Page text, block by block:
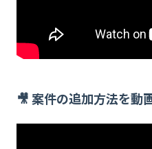
🎥 案件の追加方法を動